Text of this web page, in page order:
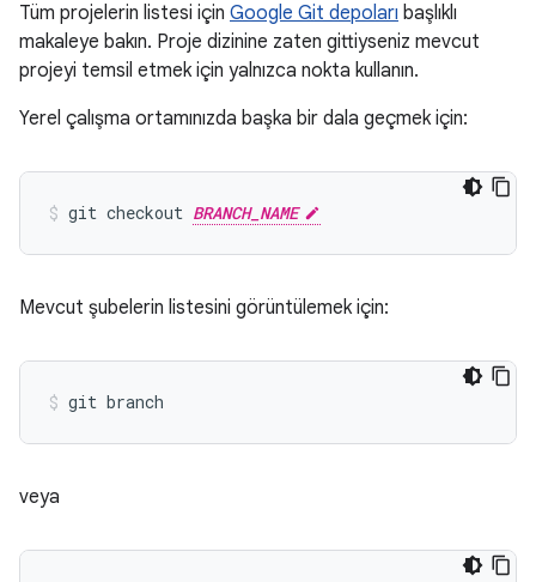
Tüm projelerin listesi için Google Git depoları başlıklı
makaleye bakın. Proje dizinine zaten gittiyseniz mevcut
projeyi temsil etmek için yalnızca nokta kullanın.
Yerel çalışma ortamınızda başka bir dala geçmek için:
git checkout BRANCH_NAME
Mevcut şubelerin listesini görüntülemek için:
veya